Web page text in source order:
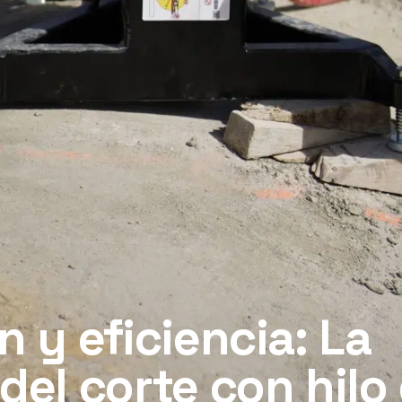
y eficiencia: La
corte con hilo